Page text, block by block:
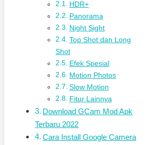
HDR+
Panorama
Night Sight
Top Shot dan Long
Shot
Efek Spesial
Motion Photos
Slow Motion
Fitur Lainnya
Download GCam Mod Apk
Terbaru 2022
Cara Install Google Camera